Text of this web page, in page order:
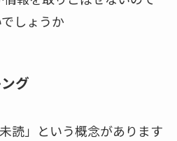
しょうか
グ
読」という概念があります